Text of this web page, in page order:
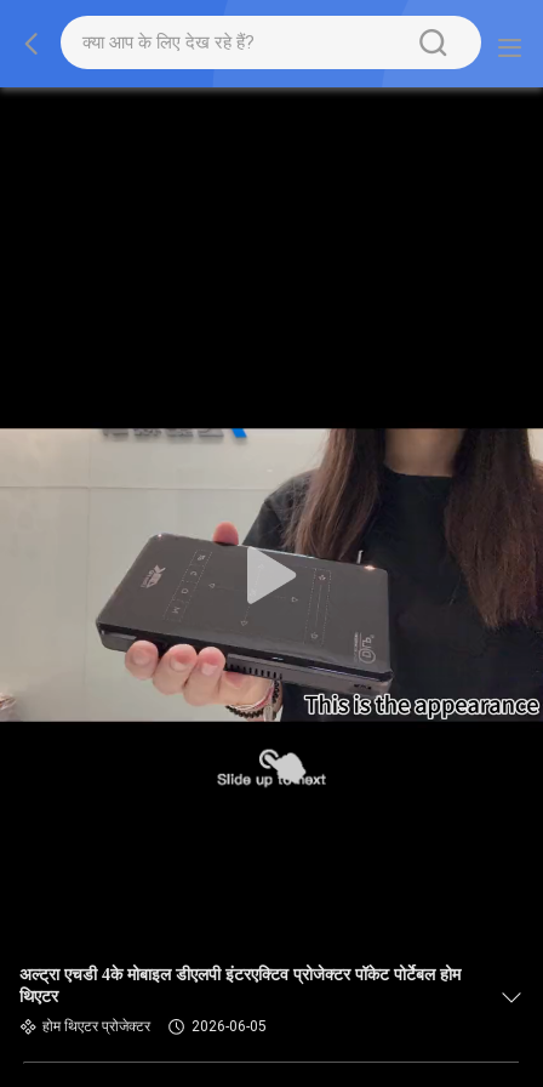
अल्ट्रा एचडी 4के मोबाइल डीएलपी इंटरएक्टिव प्रोजेक्टर पॉकेट पोर्टेबल होम
थिएटर
होम थिएटर प्रोजेक्टर 2026-06-05